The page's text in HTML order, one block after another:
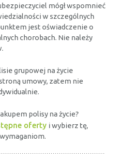
mógł wspomnieć
w szczególnych
jest oświadczenie o
chorobach. Nie należy
grupowej na życie
umowy, zatem nie
polisy na życie?
oferty i wybierz tę,